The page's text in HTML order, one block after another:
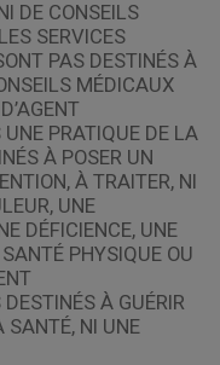
DE CONSEILS
SERVICES
PAS DESTINÉS À
MÉDICAUX
PRATIQUE DE LA
À POSER UN
À TRAITER, NI
UNE
DÉFICIENCE, UNE
PHYSIQUE OU
À GUÉRIR
SANTÉ, NI UNE